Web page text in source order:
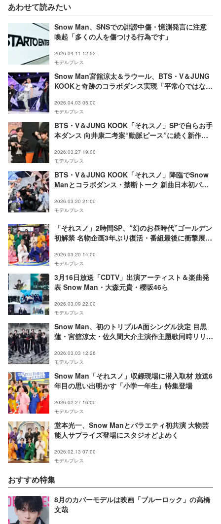
あわせて読みたい
Snow Man、SNSでの誹謗中傷・憶測発言に注意
喚起「多くの人を傷つける行為です」
2026.04.11 12:52
モデルプレス
Snow Man宮舘涼太＆ラウール、BTS・V＆JUNG
KOOKと奇跡のコラボダンス実現「平常心ではな
2026.04.03 05:00
モデルプレス
BTS・V＆JUNG KOOK「それスノ」SPで自らお手
本ダンス 向井康二考案“動脈ピース”に続く新作ポ
2026.03.27 19:00
モデルプレス
BTS・V＆JUNG KOOK「それスノ」降臨でSnow
Manとコラボダンス・禁断トーク 新曲日本初パフ
2026.03.20 21:00
モデルプレス
「それスノ」2時間SP、“幻のお昼時代”ゴールデン
初解禁 名物企画3年ぶり復活・番組最後に衝撃展開
2026.03.20 14:00
モデルプレス
3月16日放送「CDTV」出演アーティスト＆楽曲発
表 Snow Man・大森元貴・櫻坂46ら
2026.03.09 22:00
モデルプレス
Snow Man、初のトリプルA面シングル決定 目黒
蓮・宮舘涼太・佐久間大介主演作主題歌同時リリー
2026.03.03 12:26
モデルプレス
Snow Man「それスノ」収録現場に潜入取材 放送6
年目の思い出明かす「小学一年生」特集登場
2026.02.27 16:00
モデルプレス
堂本光一、Snow Manとバラエティ初共演 大物芸
能人サプライズ登場にスタジオどよめく
2026.02.13 07:00
モデルプレス
おすすめ特集
8月のカバーモデルは映画「ブルーロック」の高橋
文哉